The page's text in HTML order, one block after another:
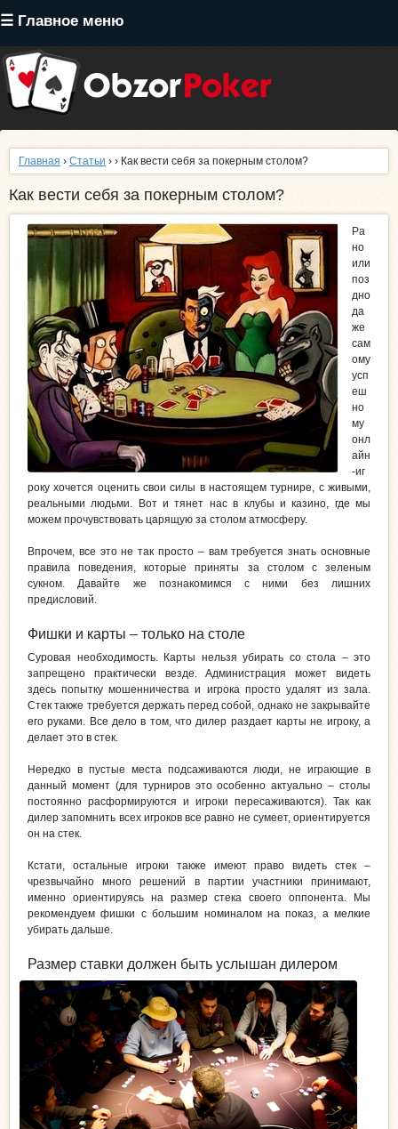
☰ Главное меню
содержанию
Главная › Статьи › › Как вести себя за покерным столом?
Как вести себя за покерным столом?
Ра
но
или
поз
дно
да
же
сам
ому
усп
еш
но
му
онл
айн
-иг
року хочется оценить свои силы в настоящем турнире, с живыми,
реальными людьми. Вот и тянет нас в клубы и казино, где мы
можем прочувствовать царящую за столом атмосферу.
Впрочем, все это не так просто – вам требуется знать основные
правила поведения, которые приняты за столом с зеленым
сукном. Давайте же познакомимся с ними без лишних
предисловий.
Фишки и карты – только на столе
Суровая необходимость. Карты нельзя убирать со стола – это
запрещено практически везде. Администрация может видеть
здесь попытку мошенничества и игрока просто удалят из зала.
Стек также требуется держать перед собой, однако не закрывайте
его руками. Все дело в том, что дилер раздает карты не игроку, а
делает это в стек.
Нередко в пустые места подсаживаются люди, не играющие в
данный момент (для турниров это особенно актуально – столы
постоянно расформируются и игроки пересаживаются). Так как
дилер запомнить всех игроков все равно не сумеет, ориентируется
он на стек.
Кстати, остальные игроки также имеют право видеть стек –
чрезвычайно много решений в партии участники принимают,
именно ориентируясь на размер стека своего оппонента. Мы
рекомендуем фишки с большим номиналом на показ, а мелкие
убирать дальше.
Размер ставки должен быть услышан дилером